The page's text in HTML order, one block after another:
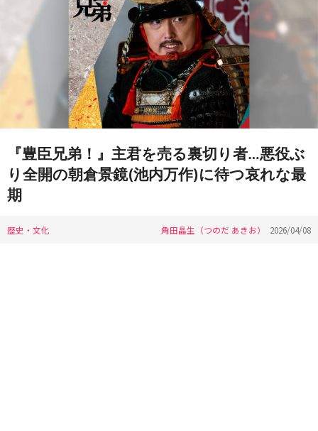
『豊臣兄弟！』主君を売る裏切り者…悪役ぶ
り全開の朝倉景鏡(池内万作)に待つ哀れな最
期
歴史・文化 角田晶生（つのだ あきお） 2026/04/08